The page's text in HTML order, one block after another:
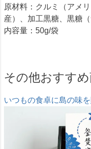
原材料：クルミ（アメ
産）、加工黒糖、黒糖
内容量：50g/袋
その他おすす
いつもの食卓に島の味